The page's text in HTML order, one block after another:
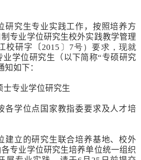
研究生专业实践工作 ，按照培养方
专业学位研究生校外实践教学管理
校研字〔2015 〕 7号）要求，现就
业学位研究生（以下简称“专硕研究
知如下：
士专业学位研究生
各学位点 国家教指委要求及人才培
建立的研究生联合培养基地、校外
专业学位研究生培养单位统一组织